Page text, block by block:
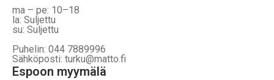
ma – pe: 10–18
la: Suljettu
su: Suljettu
Puhelin: 044 7889996
Sähköposti: turku@matto.fi
Espoon myymälä